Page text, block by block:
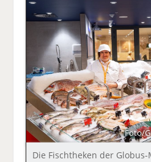
Foto/
Die Fischtheken der